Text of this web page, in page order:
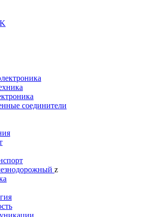
соединители
z